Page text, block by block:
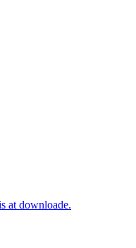
at downloade.